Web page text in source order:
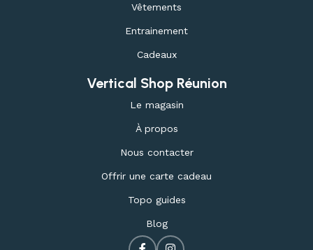
Vêtements
Entrainement
Cadeaux
Vertical Shop Réunion
Le magasin
À propos
Nous contacter
Offrir une carte cadeau
Topo guides
Blog